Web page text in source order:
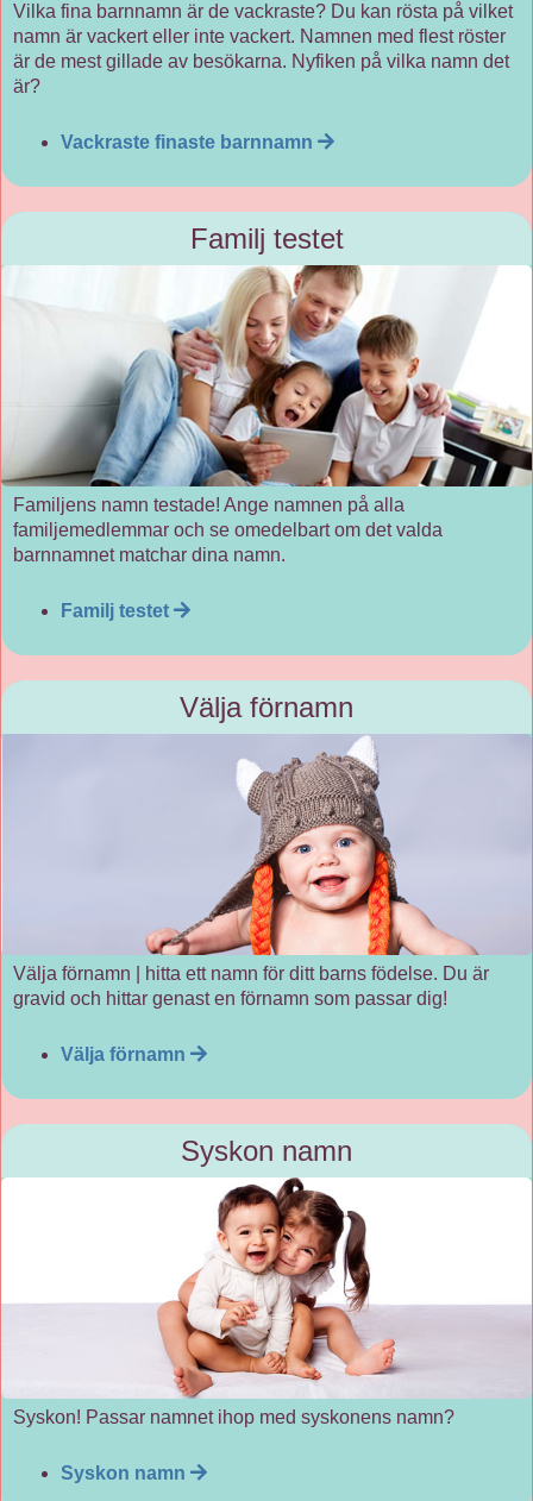
Vilka fina barnnamn är de vackraste? Du kan rösta på vilket
namn är vackert eller inte vackert. Namnen med flest röster
är de mest gillade av besökarna. Nyfiken på vilka namn det
är?
Vackraste finaste barnnamn
Familj testet
Familjens namn testade! Ange namnen på alla
familjemedlemmar och se omedelbart om det valda
barnnamnet matchar dina namn.
Familj testet
Välja förnamn
Välja förnamn | hitta ett namn för ditt barns födelse. Du är
gravid och hittar genast en förnamn som passar dig!
Välja förnamn
Syskon namn
Syskon! Passar namnet ihop med syskonens namn?
Syskon namn